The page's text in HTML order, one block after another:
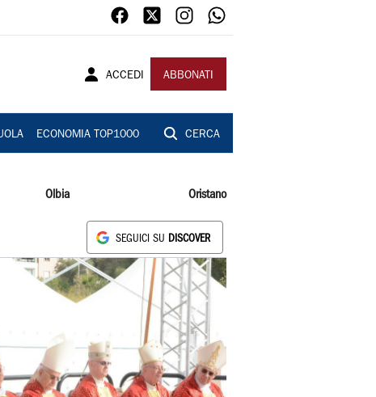
ACCEDI ABBONATI
ECONOMIA TOP1000 CERCA
Olbia Oristano
SEGUICI SU DISCOVER